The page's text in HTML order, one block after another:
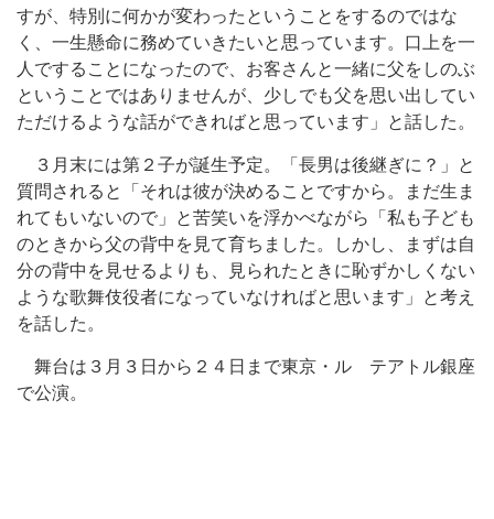
すが、特別に何かが変わったということをするのではな
く、一生懸命に務めていきたいと思っています。口上を一
人ですることになったので、お客さんと一緒に父をしのぶ
ということではありませんが、少しでも父を思い出してい
ただけるような話ができればと思っています」と話した。
３月末には第２子が誕生予定。「長男は後継ぎに？」と
質問されると「それは彼が決めることですから。まだ生ま
れてもいないので」と苦笑いを浮かべながら「私も子ども
のときから父の背中を見て育ちました。しかし、まずは自
分の背中を見せるよりも、見られたときに恥ずかしくない
ような歌舞伎役者になっていなければと思います」と考え
を話した。
舞台は３月３日から２４日まで東京・ル テアトル銀座
で公演。